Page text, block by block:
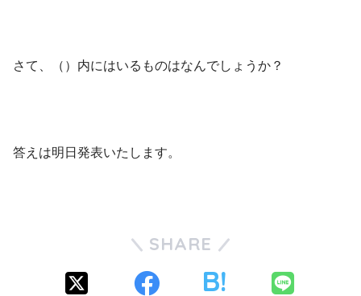
さて、（）内にはいるものはなんでしょうか？
答えは明日発表いたします。
SHARE